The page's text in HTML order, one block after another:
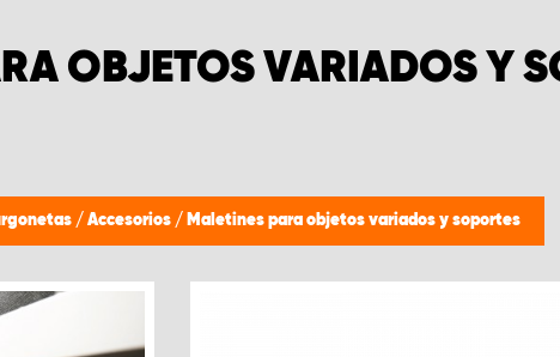
OBJETOS VARIADOS Y
/ Accesorios / Maletines para objetos variados y soportes